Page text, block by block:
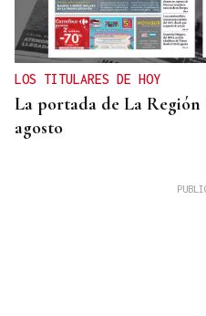
LOS TITULARES DE HOY
La portada de La Región
agosto